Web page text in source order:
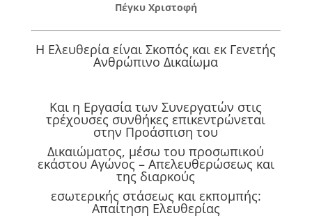
Πέγκυ Χριστοφή
Η Ελευθερία είναι Σκοπός και εκ Γενετής
Ανθρώπινο Δικαίωμα
Και η Εργασία των Συνεργατών στις
τρέχουσες συνθήκες επικεντρώνεται
στην Προάσπιση του
Δικαιώματος, μέσω του προσωπικού
εκάστου Αγώνος – Απελευθερώσεως και
της διαρκούς
εσωτερικής στάσεως και εκπομπής:
Απαίτηση Ελευθερίας